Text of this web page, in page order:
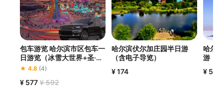
包车游览 哈尔滨市区包车一
日游览（冰雪大世界+圣·索
菲亚教堂广场+中央大街+松
★ 4.8 (4)
¥ 577 ¥ 592
哈尔滨伏尔加庄园半日游
（含电子导览）
¥ 174
哈尔
游（
¥ 575